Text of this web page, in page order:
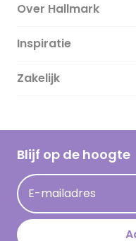
Over Hallmark
Over ons
Duurzaamheid
Hallmark Kaartclub
Acties
Persberichten
Hallmark en
Inspiratie
Magazine
Cadeau inspiratie
Kaartinspiratie
Zakelijk
Blijf op de hoogte
E-mailadres